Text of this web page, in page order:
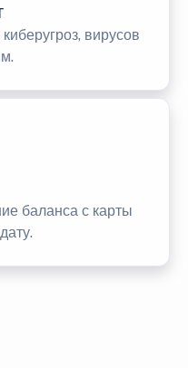
вирусов
баланса с карты